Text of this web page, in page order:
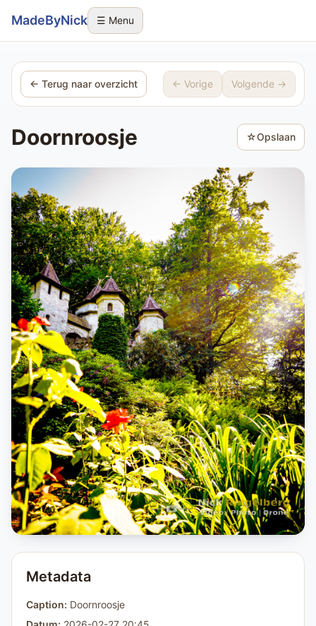
Sla navigatie over
MadeByNick ☰ Menu
← Terug naar overzicht ← Vorige Volgende →
Doornroosje ☆Opslaan
Metadata
Caption: Doornroosje